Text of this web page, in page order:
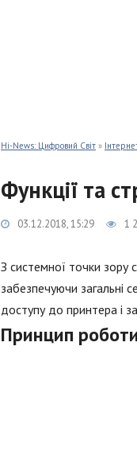
Hi-News: Цифровий Світ »
Функції та
03.12.2018, 15:29 1
З системної точки зору
забезпечуючи загальні
доступу до принтера і
Принцип